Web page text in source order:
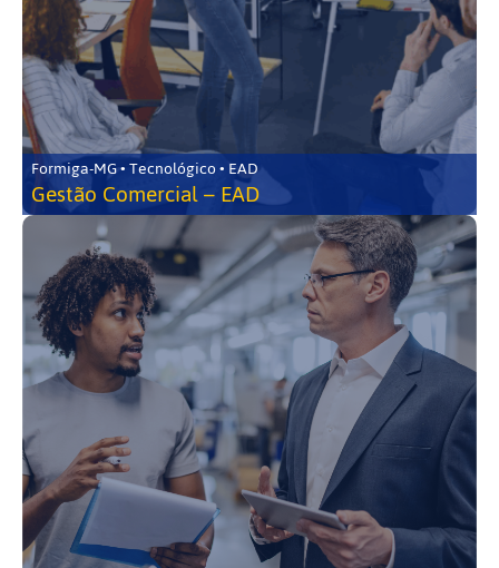
Formiga-MG • Tecnológico • EAD
Gestão Comercial – EAD